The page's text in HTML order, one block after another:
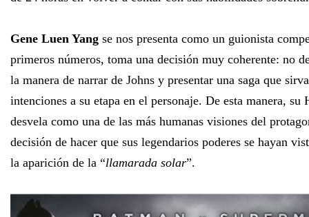
Gene Luen Yang se nos presenta como un guionista
primeros números, toma una decisión muy coherente: no
la manera de narrar de Johns y presentar una saga que
intenciones a su etapa en el personaje. De esta manera, su
desvela como una de las más humanas visiones del
decisión de hacer que sus legendarios poderes se hayan
la aparición de la “llamarada solar”.